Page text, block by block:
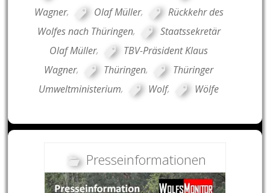
Wagner, Olaf Müller,
Rückkehr des
Wolfes nach Thüringen,
Staatssekretär
Olaf Müller,
TBV-Präsident Klaus
Wagner, Thüringen,
Thüringer
Umweltministerium, Wolf, Wölfe
Presseinformationen